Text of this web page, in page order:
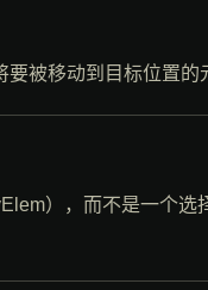
被移动到目标位置的
），而不是一个选